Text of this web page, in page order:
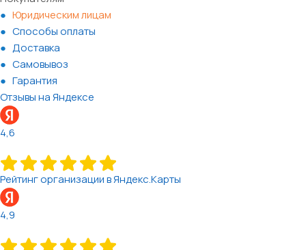
Юридическим лицам
Способы оплаты
Доставка
Самовывоз
Гарантия
Отзывы на Яндексе
4,6
Рейтинг организации в Яндекс.Карты
4,9